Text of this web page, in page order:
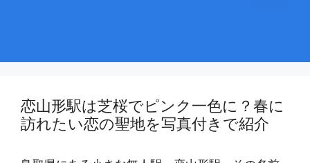
ー
恋山形駅は芝桜でピンク一色に？春に
訪れたい恋の聖地を写真付きで紹介